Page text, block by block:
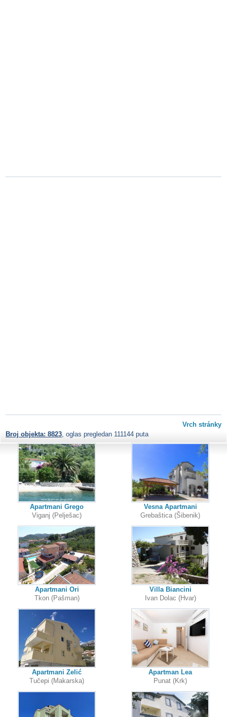
Vrch stránky
Broj objekta: 8823, oglas pregledan 111144 puta
Apartmani Grego
Viganj (Pelješac)
Apartmani Ori
Tkon (Pašman)
Apartmani Zelić
Tučepi (Makarska)
Vesna Apartmani
Grebaštica (Šibenik)
Villa Biancini
Ivan Dolac (Hvar)
Apartman Lea
Punat (Krk)